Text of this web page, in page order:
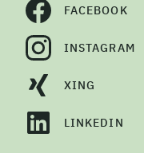
FACEBOOK
INSTAGRAM
XING
LINKEDIN